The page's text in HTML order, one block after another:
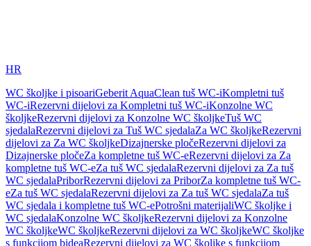
HR
WC školjke i pisoariGeberit AquaClean tuš WC-iKompletni tuš
WC-iRezervni dijelovi za Kompletni tuš WC-iKonzolne WC
školjkeRezervni dijelovi za Konzolne WC školjkeTuš WC
sjedalaRezervni dijelovi za Tuš WC sjedalaZa WC školjkeRezervni
dijelovi za Za WC školjkeDizajnerske pločeRezervni dijelovi za
Dizajnerske pločeZa kompletne tuš WC-eRezervni dijelovi za Za
kompletne tuš WC-eZa tuš WC sjedalaRezervni dijelovi za Za tuš
WC sjedalaPriborRezervni dijelovi za PriborZa kompletne tuš WC-
eZa tuš WC sjedalaRezervni dijelovi za Za tuš WC sjedalaZa tuš
WC sjedala i kompletne tuš WC-ePotrošni materijaliWC školjke i
WC sjedalaKonzolne WC školjkeRezervni dijelovi za Konzolne
WC školjkeWC školjkeRezervni dijelovi za WC školjkeWC školjke
s funkcijom bideaRezervni dijelovi za WC školjke s funkcijom